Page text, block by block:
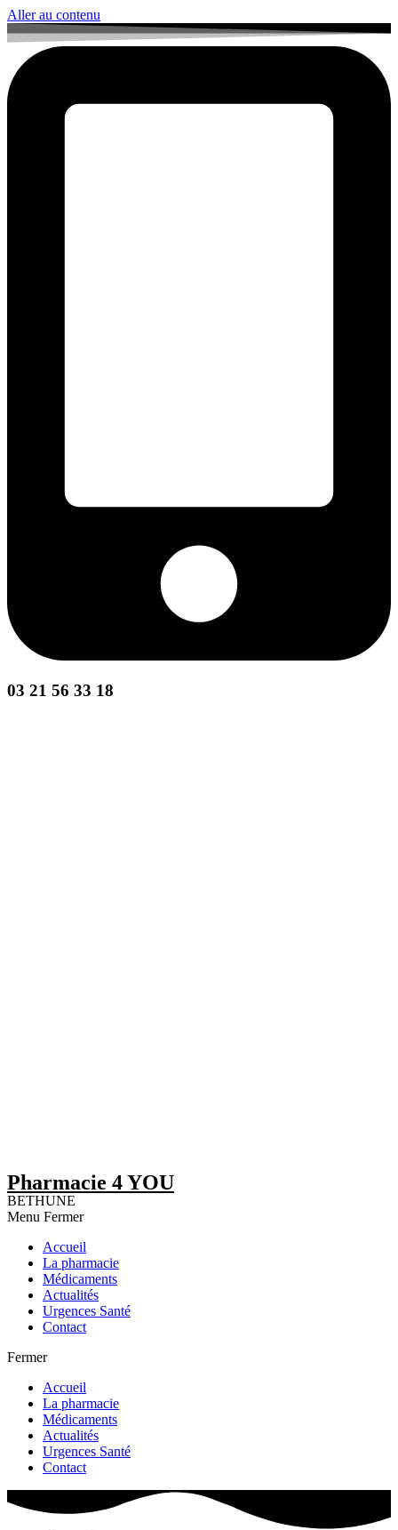
Aller au contenu
03 21 56 33 18
Pharmacie 4 YOU
BETHUNE
Menu Fermer
Accueil
La pharmacie
Médicaments
Actualités
Urgences Santé
Contact
Fermer
Accueil
La pharmacie
Médicaments
Actualités
Urgences Santé
Contact